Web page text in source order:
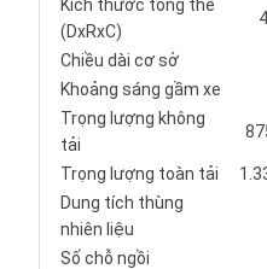
Kích thước tổng thể
(DxRxC)
Chiều dài cơ sở
Khoảng sáng gầm xe
Trọng lượng không
tải
Trọng lượng toàn tải
Dung tích thùng
nhiên liệu
Số chỗ ngồi